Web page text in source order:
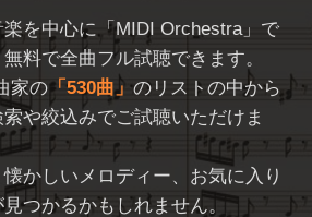
楽を中心に「MIDI Orchestra 」で
料で全曲フル試聴できます。
家の 530曲
のリストの中から
や絞込みでご試聴いただけま
かしいメロディー、お気に入り
つかるかもしれません。